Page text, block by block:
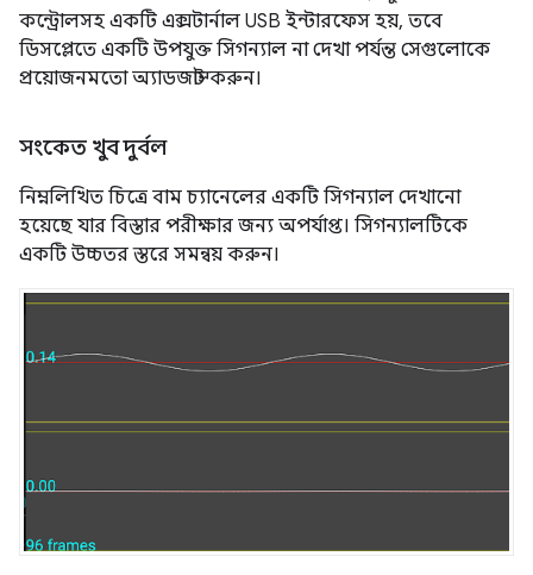
কন্ট্রোলসহ একটি এক্সটার্নাল USB ইন্টারফেস হয়, তবে
ডিসপ্লেতে একটি উপযুক্ত সিগন্যাল না দেখা পর্যন্ত সেগুলোকে
প্রয়োজনমতো অ্যাডজাস্ট করুন।
সংকেত খুব দুর্বল
নিম্নলিখিত চিত্রে বাম চ্যানেলের একটি সিগন্যাল দেখানো
হয়েছে যার বিস্তার পরীক্ষার জন্য অপর্যাপ্ত। সিগন্যালটিকে
একটি উচ্চতর স্তরে সমন্বয় করুন।